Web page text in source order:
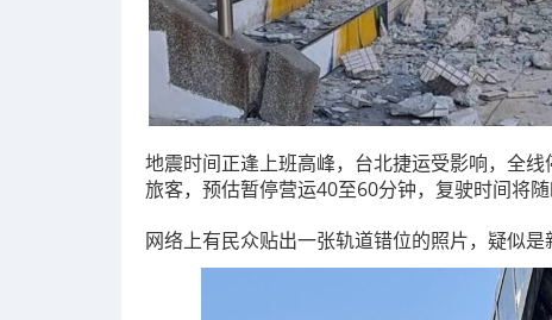
地震时间正逢上班高峰，台北捷运受影响，全
旅客，预估暂停营运40至60分钟，复驶时间将随
网络上有民众贴出一张轨道错位的照片，疑似